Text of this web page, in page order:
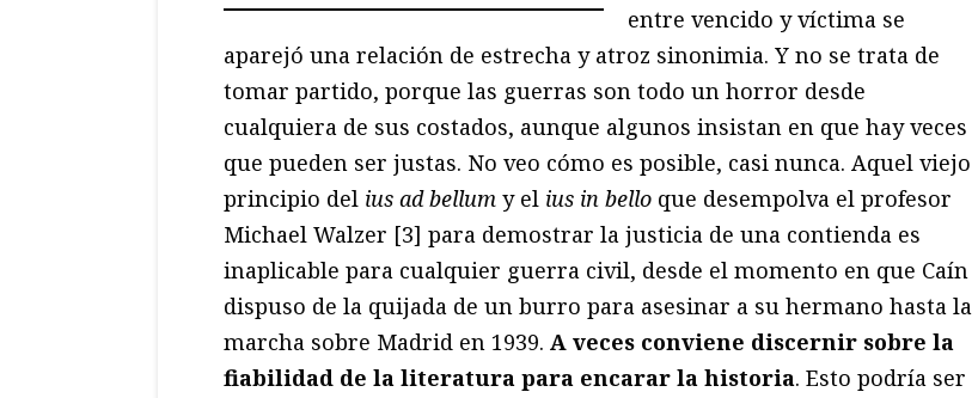
entre vencido y víctima se
aparejó una relación de estrecha y atroz sinonimia. Y no se trata de
tomar partido, porque las guerras son todo un horror desde
cualquiera de sus costados, aunque algunos insistan en que hay veces
que pueden ser justas. No veo cómo es posible, casi nunca. Aquel viejo
principio del ius ad bellum y el ius in bello que desempolva el profesor
Michael Walzer [3] para demostrar la justicia de una contienda es
inaplicable para cualquier guerra civil, desde el momento en que Caín
dispuso de la quijada de un burro para asesinar a su hermano hasta la
marcha sobre Madrid en 1939. A veces conviene discernir sobre la
fiabilidad de la literatura para encarar la historia. Esto podría ser